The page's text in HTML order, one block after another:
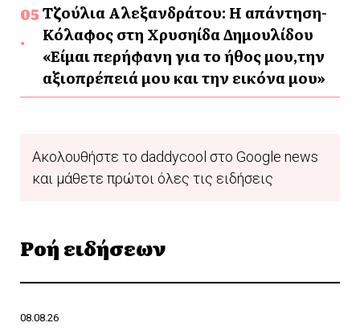
Τζούλια Αλεξανδράτου: Η απάντηση-
Κόλαφος στη Χρυσηίδα Δημουλίδου
«Είμαι περήφανη για το ήθος μου,την
αξιοπρέπειά μου και την εικόνα μου»
Ακολουθήστε το daddycool στο Google news
και μάθετε πρώτοι όλες τις ειδήσεις
Ροή ειδήσεων
08.08.26